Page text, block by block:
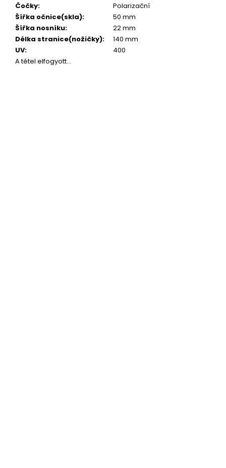
Čočky:
Polarizační
Šířka očnice(skla):
50 mm
Šířka nosníku:
22 mm
Délka stranice(nožičky):
140 mm
UV:
400
A tétel elfogyott…